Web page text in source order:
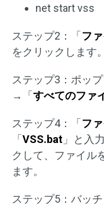
net start vss
ステップ2：「 フ
をクリックします。
ステップ3：ポッ
→「 すべてのファ
ステップ4：「 フ
「 VSS.bat 」と入
クして、ファイル
ます。
ステップ5：バッ